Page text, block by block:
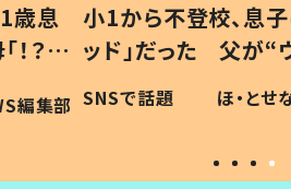
歳息
？」
編集部
小1から不登校、息子
ッド」だった 父が“
作り続ける理由と
#令和の子
SNSで話題 ほ・と